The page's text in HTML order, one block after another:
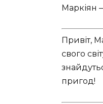
Маркіян
Привіт,
свого
пригод!